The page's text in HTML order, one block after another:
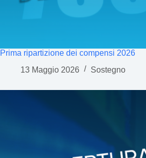
Prima ripartizione dei compensi 2026
13 Maggio 2026
Sostegno